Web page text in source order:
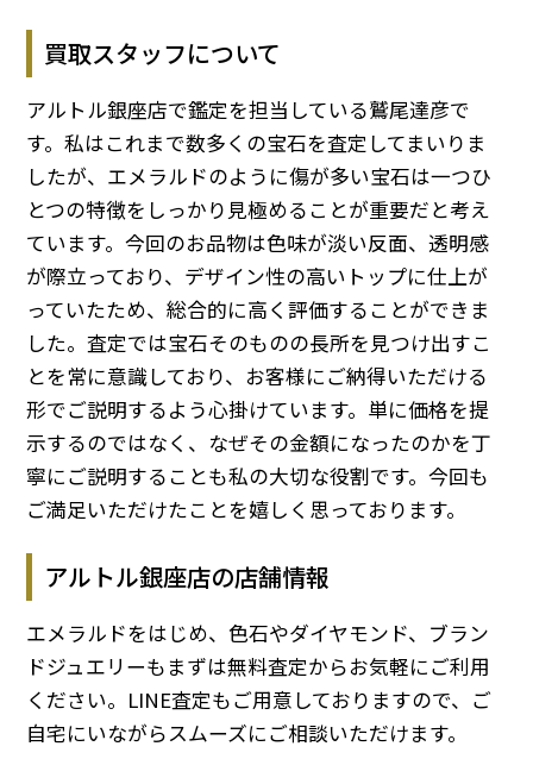
買取スタッフについて
アルトル銀座店で鑑定を担当している鷲尾達彦で
す。私はこれまで数多くの宝石を査定してまいりま
したが、エメラルドのように傷が多い宝石は一つひ
とつの特徴をしっかり見極めることが重要だと考え
ています。今回のお品物は色味が淡い反面、透明感
が際立っており、デザイン性の高いトップに仕上が
っていたため、総合的に高く評価することができま
した。査定では宝石そのものの長所を見つけ出すこ
とを常に意識しており、お客様にご納得いただける
形でご説明するよう心掛けています。単に価格を提
示するのではなく、なぜその金額になったのかを丁
寧にご説明することも私の大切な役割です。今回も
ご満足いただけたことを嬉しく思っております。
アルトル銀座店の店舗情報
エメラルドをはじめ、色石やダイヤモンド、ブラン
ドジュエリーもまずは無料査定からお気軽にご利用
ください。LINE査定もご用意しておりますので、ご
自宅にいながらスムーズにご相談いただけます。